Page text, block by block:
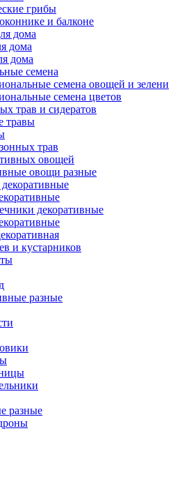
грибы
и балконе
дома
дома
дома
семена
семена овощей и зелени
семена цветов
трав и сидератов
травы
трав
овощей
овощи разные
декоративные
и кустарников
разные
разные